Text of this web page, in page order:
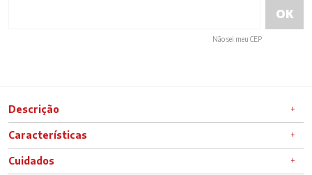
Não sei meu CEP
Descrição
Características
Cuidados